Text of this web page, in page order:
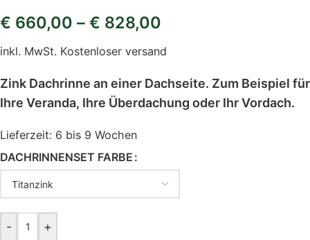
€ 660,00 – € 828,00
inkl. MwSt. Kostenloser versand
Zink Dachrinne an einer Dachseite. Zum Beispiel für
Ihre Veranda, Ihre Überdachung oder Ihr Vordach.
Lieferzeit: 6 bis 9 Wochen
DACHRINNENSET FARBE
- +